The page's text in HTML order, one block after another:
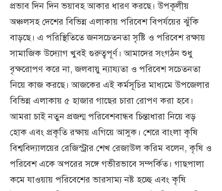
প্রভাব দিন দিন ভয়াবহ আকার ধারণ করছে। উপকূলীয়
অঞ্চলসহ দেশের বিভিন্ন এলাকায় পরিবেশ বিপর্যয়ের ঝুঁকি
বাড়ছে। এ পরিস্থিতিতে জনসচেতনতা সৃষ্টি ও পরিবেশ রক্ষায়
সামাজিক উদ্যোগ খুবই গুরুত্বপূর্ণ। আমাদের সংগঠন শুধু
বৃক্ষরোপণ করে না, জলবায়ু ন্যায্যতা ও পরিবেশ সচেতনতা
নিয়ে কাজ করছে। আজকের এই কর্মসূচির মাধ্যমে উপজেলার
বিভিন্ন এলাকায় ৫ হাজার গাছের চারা রোপণ করা হবে।
আমরা চাই নতুন প্রজন্ম পরিবেশবান্ধব চিন্তাধারা নিয়ে বড়
হোক এবং প্রকৃতি রক্ষায় এগিয়ে আসুক। শেরে বাংলা কৃষি
বিশ্ববিদ্যালয়ের রেজিস্ট্রার শেখ রেজাউল করিম বলেন, কৃষি ও
পরিবেশ একে অপরের সঙ্গে গভীরভাবে সম্পর্কিত। গাছপালা
কমে যাওয়ায় পরিবেশের ভারসাম্য নষ্ট হচ্ছে এবং কৃষি